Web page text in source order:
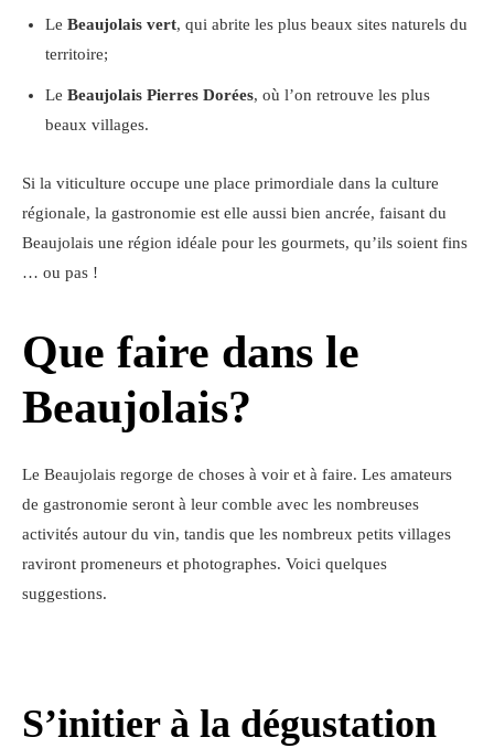
Le Beaujolais vert, qui abrite les plus beaux sites naturels du
territoire;
Le Beaujolais Pierres Dorées, où l’on retrouve les plus
beaux villages.
Si la viticulture occupe une place primordiale dans la culture
régionale, la gastronomie est elle aussi bien ancrée, faisant du
Beaujolais une région idéale pour les gourmets, qu’ils soient fins
… ou pas !
Que faire dans le
Beaujolais?
Le Beaujolais regorge de choses à voir et à faire. Les amateurs
de gastronomie seront à leur comble avec les nombreuses
activités autour du vin, tandis que les nombreux petits villages
raviront promeneurs et photographes. Voici quelques
suggestions.
S’initier à la dégustation